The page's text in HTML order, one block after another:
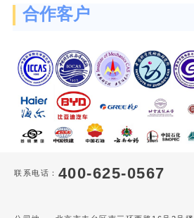
合作客户
联系电话： 400-625-0567